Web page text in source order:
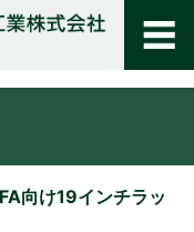
向け19インチラッ